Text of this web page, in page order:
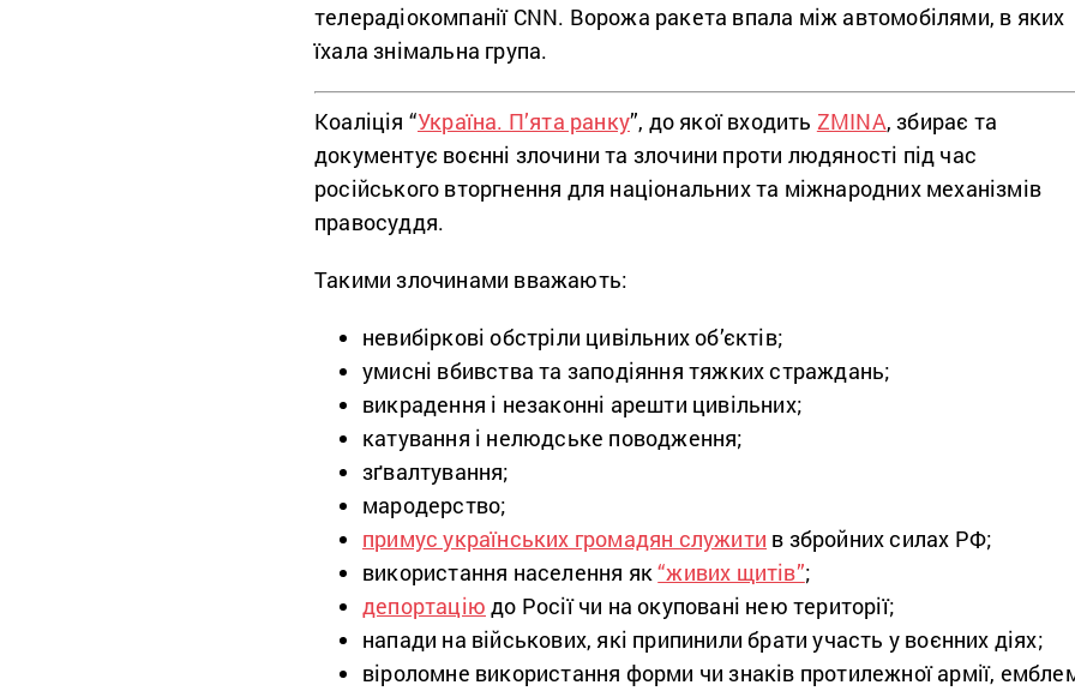
телерадіокомпанії CNN. Ворожа ракета впала між автомобілями, в яких
їхала знімальна група.
Коаліція “Україна. П’ята ранку”, до якої входить ZMINA, збирає та
документує воєнні злочини та злочини проти людяності під час
російського вторгнення для національних та міжнародних механізмів
правосуддя.
Такими злочинами вважають:
невибіркові обстріли цивільних об’єктів;
умисні вбивства та заподіяння тяжких страждань;
викрадення і незаконні арешти цивільних;
катування і нелюдське поводження;
зґвалтування;
мародерство;
примус українських громадян служити в збройних силах РФ;
використання населення як“живих щитів”;
депортацію до Росії чи на окуповані нею території;
напади на військових, які припинили брати участь у воєнних діях;
віроломне використання форми чи знаків протилежної армії,